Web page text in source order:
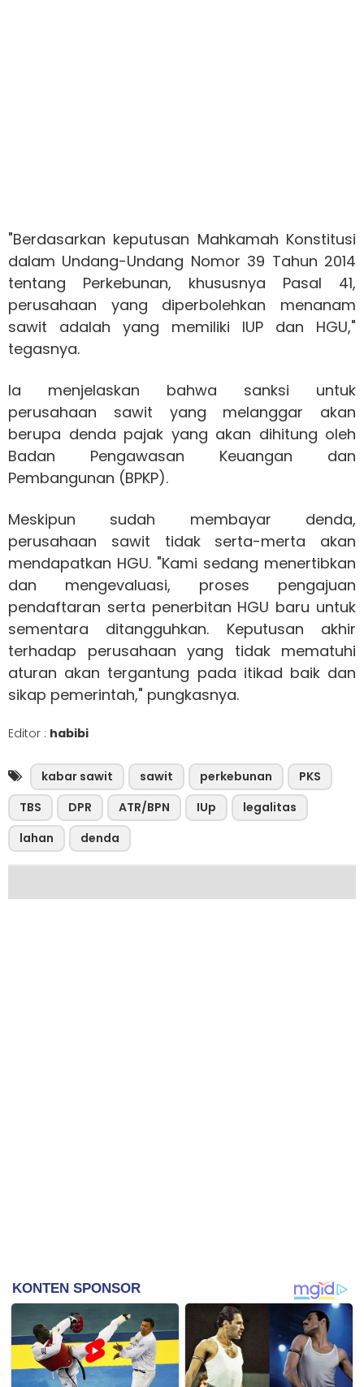
"Berdasarkan keputusan Mahkamah Konstitusi
dalam Undang-Undang Nomor 39 Tahun 2014
tentang Perkebunan, khususnya Pasal 41,
perusahaan yang diperbolehkan menanam
sawit adalah yang memiliki IUP dan HGU,"
tegasnya.
Ia menjelaskan bahwa sanksi untuk
perusahaan sawit yang melanggar akan
berupa denda pajak yang akan dihitung oleh
Badan Pengawasan Keuangan dan
Pembangunan (BPKP).
Meskipun sudah membayar denda,
perusahaan sawit tidak serta-merta akan
mendapatkan HGU. "Kami sedang menertibkan
dan mengevaluasi, proses pengajuan
pendaftaran serta penerbitan HGU baru untuk
sementara ditangguhkan. Keputusan akhir
terhadap perusahaan yang tidak mematuhi
aturan akan tergantung pada itikad baik dan
sikap pemerintah," pungkasnya.
Editor : habibi
kabar sawit sawit perkebunan
PKS
TBS
DPR ATR/BPN IUp
legalitas
lahan
denda